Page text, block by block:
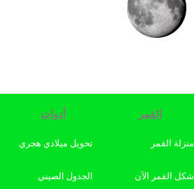
القمر
منزلة القمر
شكل القمر الآن
أدوات
تحويل ميلادي هجري
الجدول الصيني